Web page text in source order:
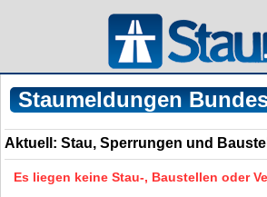
Staumeldungen
Aktuell: Stau, Sperrungen und
Es liegen keine Stau-, Baustellen oder